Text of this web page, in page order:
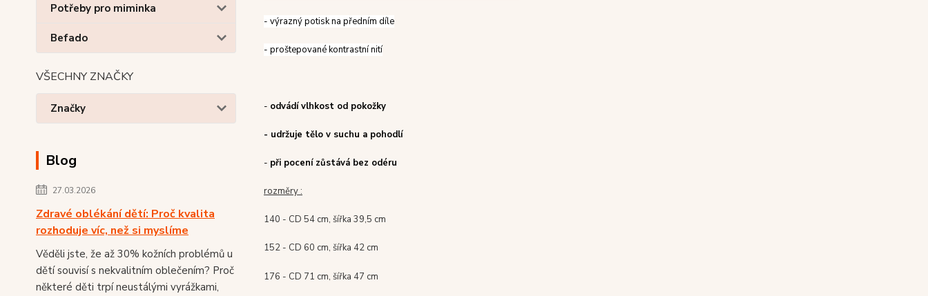
Potřeby pro miminka
Befado
VŠECHNY ZNAČKY
Značky
Blog
27.03.2026
Zdravé oblékání dětí: Proč kvalita
rozhoduje víc, než si myslíme
Věděli jste, že až 30% kožních problémů u
dětí souvisí s nekvalitním oblečením? Proč
některé děti trpí neustálými vyrážkami,
- výrazný potisk na předním díle
- proštepované kontrastní nití
- odvádí vlhkost od pokožky
- udržuje tělo v suchu a pohodlí
- při pocení zůstává bez odéru
rozměry :
140 - CD 54 cm, šířka 39,5 cm
152 - CD 60 cm, šířka 42 cm
176 - CD 71 cm, šířka 47 cm